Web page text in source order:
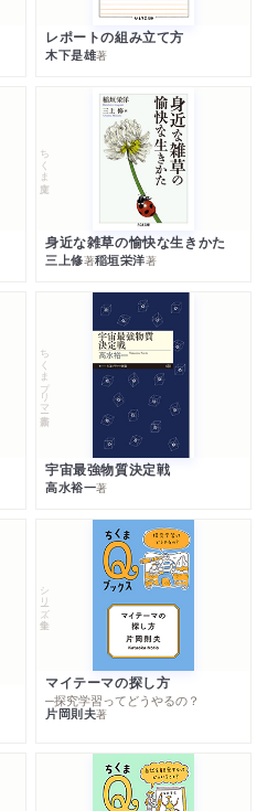
レポートの組み立て方
木下是雄著
ちくま文庫
身近な雑草の愉快な生きかた
三上修著稲垣栄洋著
ちくまプリマー新書
宇宙最強物質決定戦
高水裕一著
シリーズ・全集
マイテーマの探し方
─探究学習ってどうやるの？
片岡則夫著